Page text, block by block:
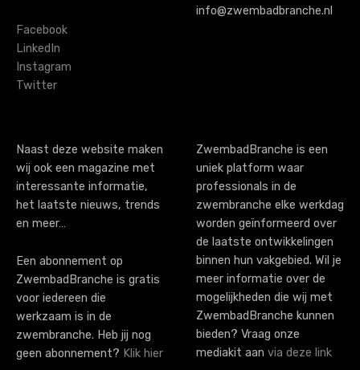
i
g
a
i
o
n
Facebook
LinkedIn
Instagram
Twitter
info@zwembadbranche.nl
Naast deze website maken
wij ook een magazine met
interessante informatie,
het laatste nieuws, trends
en meer…
Een abonnement op
ZwembadBranche is gratis
voor iedereen die
werkzaam is in de
zwembranche. Heb jij nog
geen abonnement? Klik hier
ZwembadBranche is een
uniek platform waar
professionals in de
zwembranche elke werkdag
worden geïnformeerd over
de laatste ontwikkelingen
binnen hun vakgebied. Wil je
meer informatie over de
mogelijkheden die wij met
ZwembadBranche kunnen
bieden? Vraag onze
mediakit aan via deze link